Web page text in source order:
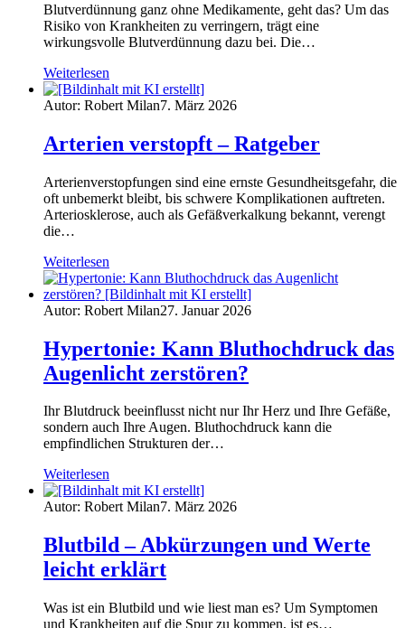
Blutverdünnung ganz ohne Medikamente, geht das? Um das
Risiko von Krankheiten zu verringern, trägt eine
wirkungsvolle Blutverdünnung dazu bei. Die…
Weiterlesen
Autor: Robert Milan7. März 2026
Arterien verstopft – Ratgeber
Arterienverstopfungen sind eine ernste Gesundheitsgefahr, die
oft unbemerkt bleibt, bis schwere Komplikationen auftreten.
Arteriosklerose, auch als Gefäßverkalkung bekannt, verengt
die…
Weiterlesen
Autor: Robert Milan27. Januar 2026
Hypertonie: Kann Bluthochdruck das
Augenlicht zerstören?
Ihr Blutdruck beeinflusst nicht nur Ihr Herz und Ihre Gefäße,
sondern auch Ihre Augen. Bluthochdruck kann die
empfindlichen Strukturen der…
Weiterlesen
Autor: Robert Milan7. März 2026
Blutbild – Abkürzungen und Werte
leicht erklärt
Was ist ein Blutbild und wie liest man es? Um Symptomen
und Krankheiten auf die Spur zu kommen, ist es…